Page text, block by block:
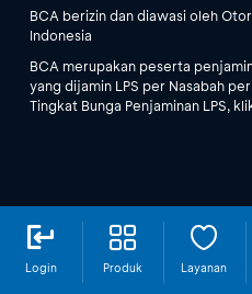
Login Produk Layanan
BCA berizin dan diawasi oleh
Indonesia
BCA merupakan peserta
yang dijamin LPS per Nasabah
Tingkat Bunga Penjaminan LPS,